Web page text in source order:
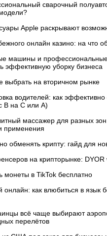
сварочный
Apple раскрывают
онлайн казино: на что
машины и
эффективную уборку бизнеса
выбрать на вторичном рынке
водителей: как
B на C или А)
массажер для разных зон
применения
обменять крипту: гайд для
на крипторынке: DYOR
монеты в TikTok бесплатно
онлайн: как влюбиться в язык
всё чаще выбирают
перелётов